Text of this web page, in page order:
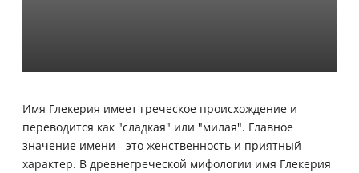
Имя Глекерия имеет греческое происхождение и
переводится как "сладкая" или "милая". Главное
значение имени - это женственность и приятный
характер. В древнегреческой мифологии имя Глекерия